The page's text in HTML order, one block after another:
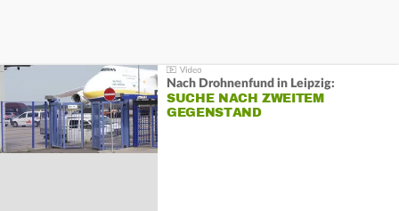
Nach Drohnenfund in Leipzig:
SUCHE NACH ZWEITEM
GEGENSTAND